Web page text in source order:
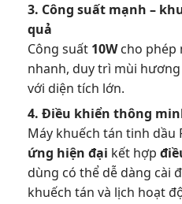
3. Công suất mạnh –
quả
Công suất 10Wcho phép
nhanh, duy trì mùi
với diện tích lớn.
4. Điều khiển thông
Máy khuếch tán tinh dầu
ứng hiện đại kết hợp
dùng có thể dễ dàng cài
khuếch tán và lịch hoạt